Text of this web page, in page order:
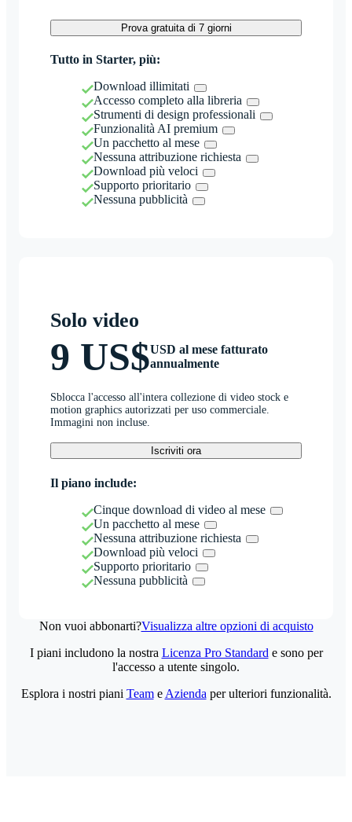
Prova gratuita di 7 giorni
Tutto in Starter, più:
Download illimitati
Accesso completo alla libreria
Strumenti di design professionali
Funzionalità AI premium
Un pacchetto al mese
Nessuna attribuzione richiesta
Download più veloci
Supporto prioritario
Nessuna pubblicità
Solo video
9 US$USD al mese fatturato
annualmente
Sblocca l'accesso all'intera collezione di video stock e
motion graphics autorizzati per uso commerciale.
Immagini non incluse.
Iscriviti ora
Il piano include:
Cinque download di video al mese
Un pacchetto al mese
Nessuna attribuzione richiesta
Download più veloci
Supporto prioritario
Nessuna pubblicità
Non vuoi abbonarti?Visualizza altre opzioni di acquisto
I piani includono la nostra Licenza Pro Standard e sono per
l'accesso a utente singolo.
Esplora i nostri piani Teame Azienda per ulteriori funzionalità.